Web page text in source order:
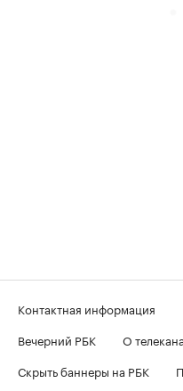
Контактная информация
Вечерний РБК
О
Скрыть баннеры на РБК